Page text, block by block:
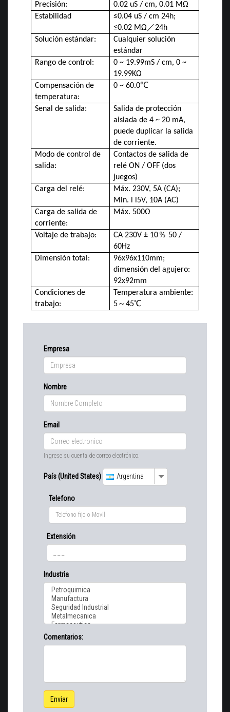
Precisión:
0.02 uS / cm, 0.01 MΩ
Estabilidad
≤0.04 uS / cm 24h;
≤0.02 MΩ／24h
Solución estándar:
Cualquier solución
estándar
Rango de control:
0 ~ 19.99mS / cm, 0 ~
19.99KΩ
Compensación de
temperatura:
0 ~ 60.0℃
Senal de salida:
Salida de protección
aislada de 4 ~ 20 mA,
puede duplicar la salida
de corriente.
Modo de control de
salida:
Contactos de salida de
relé ON / OFF (dos
juegos)
Carga del relé:
Máx. 230V, 5A (CA);
Min. l l5V, 10A (AC)
Carga de salida de
corriente:
Máx. 500Ω
Voltaje de trabajo: CA 230V ± 10％ 50 /
60Hz
Dimensión total:
96x96x110mm;
dimensión del agujero:
92x92mm
Condiciones de
trabajo:
Temperatura ambiente:
5～45℃
Empresa
Nombre
Email
Ingrese su cuenta de correo electrónico.
País (United States) Argentina
Telefono
Extensión
Industria
Comentarios:
Enviar